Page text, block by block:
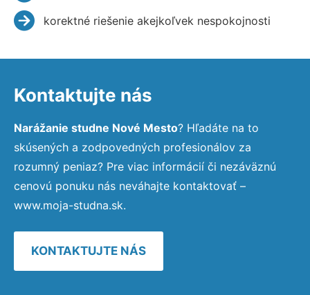
korektné riešenie akejkoľvek nespokojnosti
Kontaktujte nás
Narážanie studne Nové Mesto? Hľadáte na to
skúsených a zodpovedných profesionálov za
rozumný peniaz? Pre viac informácií či nezáväznú
cenovú ponuku nás neváhajte kontaktovať –
www.moja-studna.sk.
KONTAKTUJTE NÁS